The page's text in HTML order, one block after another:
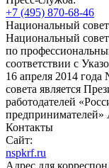
+7 (495) 870-68-46
Национальный совет
Национальный
по
соответствии с
16 апреля 2014
совета является
работодателей
Контакты
Сайт:
nspkrf.ru
Адрес для